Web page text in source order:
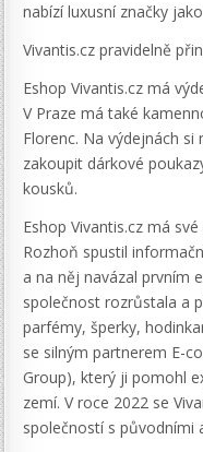
nabízí luxusní značky
Vivantis.cz pravidelně
Eshop Vivantis.cz má
V Praze má také
Florenc. Na výdejnách
zakoupit dárkové
kousků.
Eshop Vivantis.cz má
Rozhoň spustil
a na něj navázal prvním
společnost rozrůstala a
parfémy, šperky,
se silným partnerem E-
Group), který ji pomohl
zemí. V roce 2022 se
společností s původními